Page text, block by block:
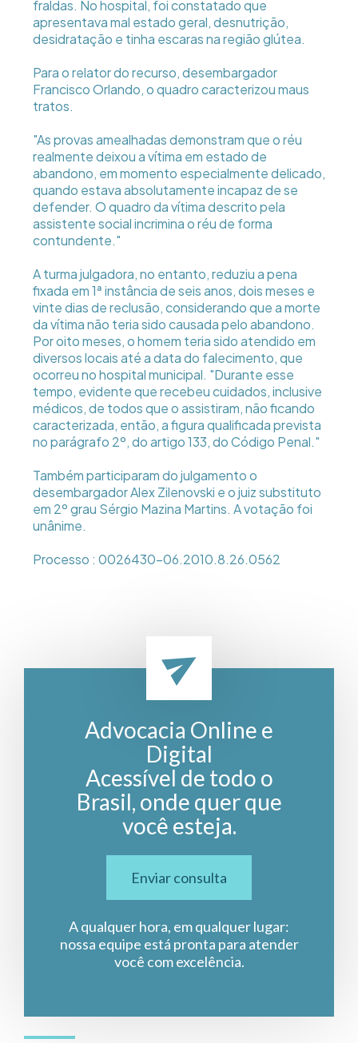
fraldas. No hospital, foi constatado que
apresentava mal estado geral, desnutrição,
desidratação e tinha escaras na região glútea.
Para o relator do recurso, desembargador
Francisco Orlando, o quadro caracterizou maus
tratos.
"As provas amealhadas demonstram que o réu
realmente deixou a vítima em estado de
abandono, em momento especialmente delicado,
quando estava absolutamente incapaz de se
defender. O quadro da vítima descrito pela
assistente social incrimina o réu de forma
contundente."
A turma julgadora, no entanto, reduziu a pena
fixada em 1ª instância de seis anos, dois meses e
vinte dias de reclusão, considerando que a morte
da vítima não teria sido causada pelo abandono.
Por oito meses, o homem teria sido atendido em
diversos locais até a data do falecimento, que
ocorreu no hospital municipal. "Durante esse
tempo, evidente que recebeu cuidados, inclusive
médicos, de todos que o assistiram, não ficando
caracterizada, então, a figura qualificada prevista
no parágrafo 2º, do artigo 133, do Código Penal."
Também participaram do julgamento o
desembargador Alex Zilenovski e o juiz substituto
em 2º grau Sérgio Mazina Martins. A votação foi
unânime.
Processo : 0026430-06.2010.8.26.0562
Advocacia Online e
Digital
Acessível de todo o
Brasil, onde quer que
você esteja.
Enviar consulta
A qualquer hora, em qualquer lugar:
nossa equipe está pronta para atender
você com excelência.